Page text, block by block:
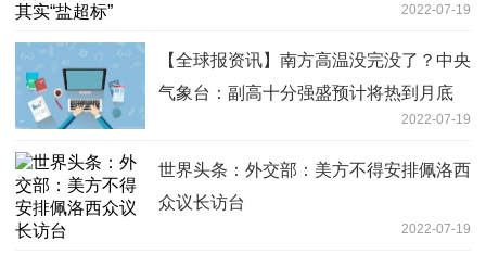
2022-07-19
【全球报资讯】南方高温没完没了？中央
气象台：副高十分强盛预计将热到月底
2022-07-19
世界头条：外交部：美方不得安排佩洛西
众议长访台
2022-07-19